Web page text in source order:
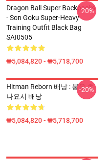
Dragon Ball Super Backpacks
- Son Goku Super-Heavy
Training Outfit Black Bag
SAI0505
₩5,084,820 - ₩5,718,700
-20%
Hitman Reborn 배낭 : 붕올 츠
나요시 배낭
₩5,084,820 - ₩5,718,700
-20%